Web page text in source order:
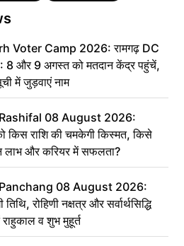
Voter Camp 2026: रामगढ़ DC
8 और 9 अगस्त को मतदान केंद्र पहुंचें,
में जुड़वाएं नाम
08 August 2026:
किस राशि की चमकेगी किस्मत, किसे
लाभ और करियर में सफलता?
08 August 2026:
रोहिणी नक्षत्र और सर्वार्थसिद्धि
व शुभ मुहूर्त